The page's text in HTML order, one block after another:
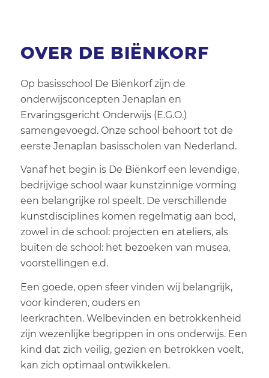
Activiteit
Leeftijd
Geslacht
Aanbieders
Wijkclubs
Locatie
School
Vakantie activiteit
OVER DE BIËNKORF
Op basisschool De Biënkorf zijn de
onderwijsconcepten Jenaplan en
Ervaringsgericht Onderwijs (E.G.O.)
samengevoegd. Onze school behoort tot de
eerste Jenaplan basisscholen van Nederland.
Vanaf het begin is De Biënkorf een levendige,
bedrijvige school waar kunstzinnige vorming
een belangrijke rol speelt. De verschillende
kunstdisciplines komen regelmatig aan bod,
zowel in de school: projecten en ateliers, als
buiten de school: het bezoeken van musea,
voorstellingen e.d.
Een goede, open sfeer vinden wij belangrijk,
voor kinderen, ouders en
leerkrachten. Welbevinden en betrokkenheid
zijn wezenlijke begrippen in ons onderwijs. Een
kind dat zich veilig, gezien en betrokken voelt,
kan zich optimaal ontwikkelen.